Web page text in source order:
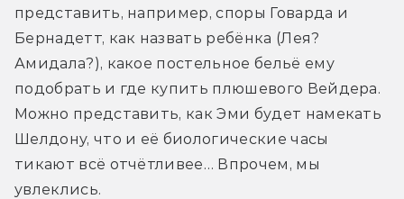
представить, например, споры Говарда и
Бернадетт, как назвать ребёнка (Лея?
Амидала?), какое постельное бельё ему
подобрать и где купить плюшевого Вейдера.
Можно представить, как Эми будет намекать
Шелдону, что и её биологические часы
тикают всё отчётливее… Впрочем, мы
увлеклись.